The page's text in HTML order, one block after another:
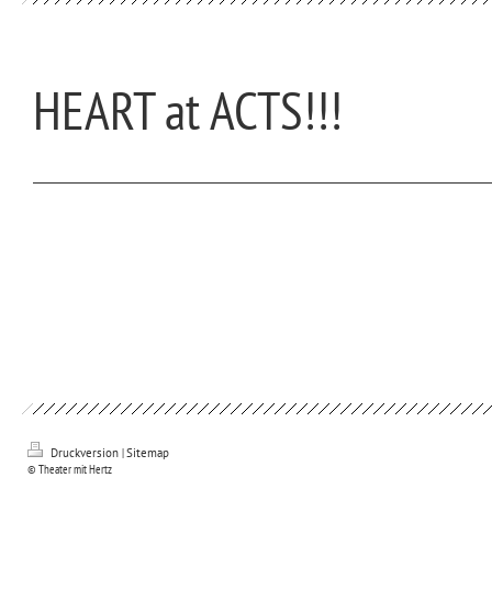
HEART at ACTS!!!
Druckversion |Sitemap
© Theater mit Hertz